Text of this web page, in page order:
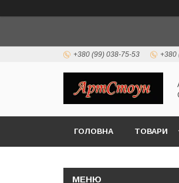
+380 (99) 038-75-53 +380
ГОЛОВНА ТОВАРИ